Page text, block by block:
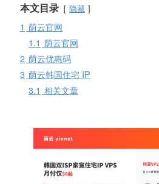
本文目录 隐藏
1 荫云官网
1.1 荫云官网
2 荫云优惠码
3 荫云韩国住宅 IP
3.1 相关文章